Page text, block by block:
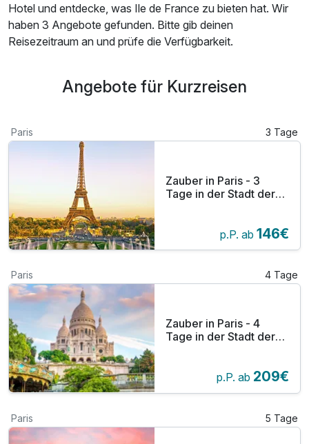
Hotel und entdecke, was Ile de France zu bieten hat. Wir
haben 3 Angebote gefunden. Bitte gib deinen
Reisezeitraum an und prüfe die Verfügbarkeit.
Angebote für Kurzreisen
Paris 3 Tage
Zauber in Paris - 3
Tage in der Stadt der
p.P. ab 146€
Paris 4 Tage
Zauber in Paris - 4
Tage in der Stadt der
p.P. ab 209€
Paris 5 Tage